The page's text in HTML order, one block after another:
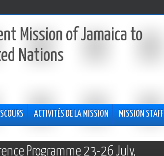
Mission of Jamaica to
Nations
ACTIVITÉS DE LA MISSION MISSION STAFF
Programme 23-26 July,